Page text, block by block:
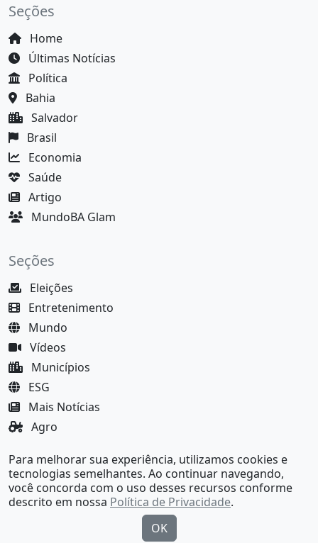
Seções
Home
Últimas Notícias
Política
Bahia
Salvador
Brasil
Economia
Saúde
Artigo
MundoBA Glam
Seções
Eleições
Entretenimento
Mundo
Vídeos
Municípios
ESG
Mais Notícias
Agro
MundoBA Black
Para melhorar sua experiência, utilizamos cookies e
tecnologias semelhantes. Ao continuar navegando,
você concorda com o uso desses recursos conforme
descrito em nossa Política de Privacidade.
OK